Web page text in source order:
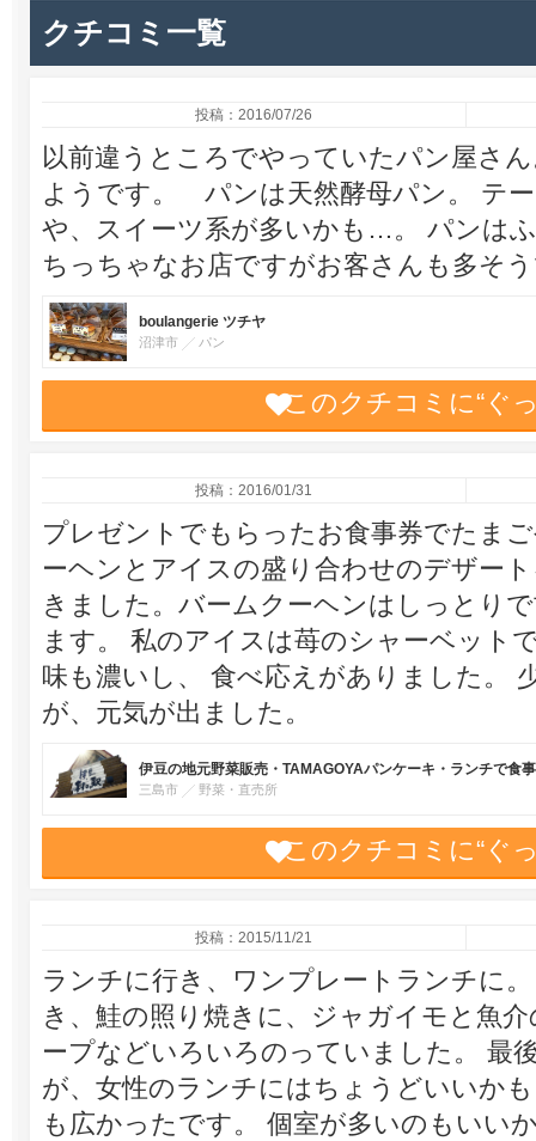
クチコミ一覧
投稿：2016/07/26
以前違うところでやっていたパン屋さ
ようです。 パンは天然酵母パン。 テ
や、スイーツ系が多いかも…。 パンは
ちっちゃなお店ですがお客さんも多そ
boulangerie ツチヤ
沼津市 パン
このクチコミに“ぐ
投稿：2016/01/31
プレゼントでもらったお食事券でたま
ーヘンとアイスの盛り合わせのデザー
きました。バームクーヘンはしっとり
ます。 私のアイスは苺のシャーベット
味も濃いし、 食べ応えがありました。
が、元気が出ました。
伊豆の地元野菜販売・TAMAGOYAパンケーキ・ランチで食
三島市 野菜・直売所
このクチコミに“ぐ
投稿：2015/11/21
ランチに行き、ワンプレートランチに
き、鮭の照り焼きに、ジャガイモと魚
ープなどいろいろのっていました。 最
が、女性のランチにはちょうどいいか
も広かったです。 個室が多いのもいい